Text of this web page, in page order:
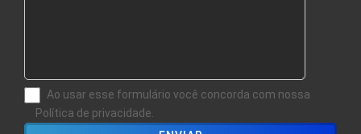
Ao usar esse formulário você concorda com nossa
Política de privacidade.